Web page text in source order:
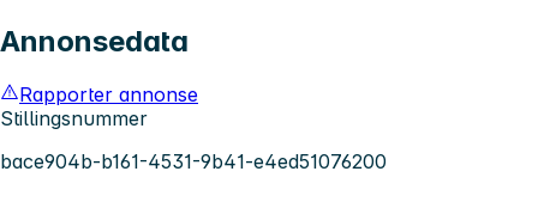
Annonsedata
Rapporter annonse
Stillingsnummer
bace904b-b161-4531-9b41-e4ed51076200